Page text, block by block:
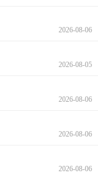
2026-08-06
2026-08-05
2026-08-06
2026-08-06
2026-08-06